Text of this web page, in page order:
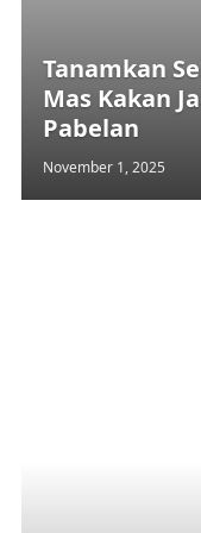
Tanamkan
Mas Kakan
Pabelan
November 1, 2025